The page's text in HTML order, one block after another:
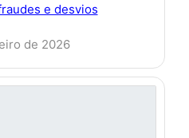
e desvios
de 2026